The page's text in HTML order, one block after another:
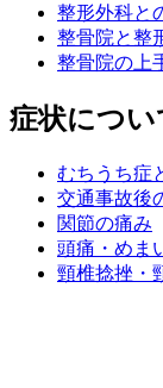
整形外科と
整骨院と整
整骨院の上
症状につい
むちうち症
交通事故後
関節の痛み
頭痛・めま
頸椎捻挫・